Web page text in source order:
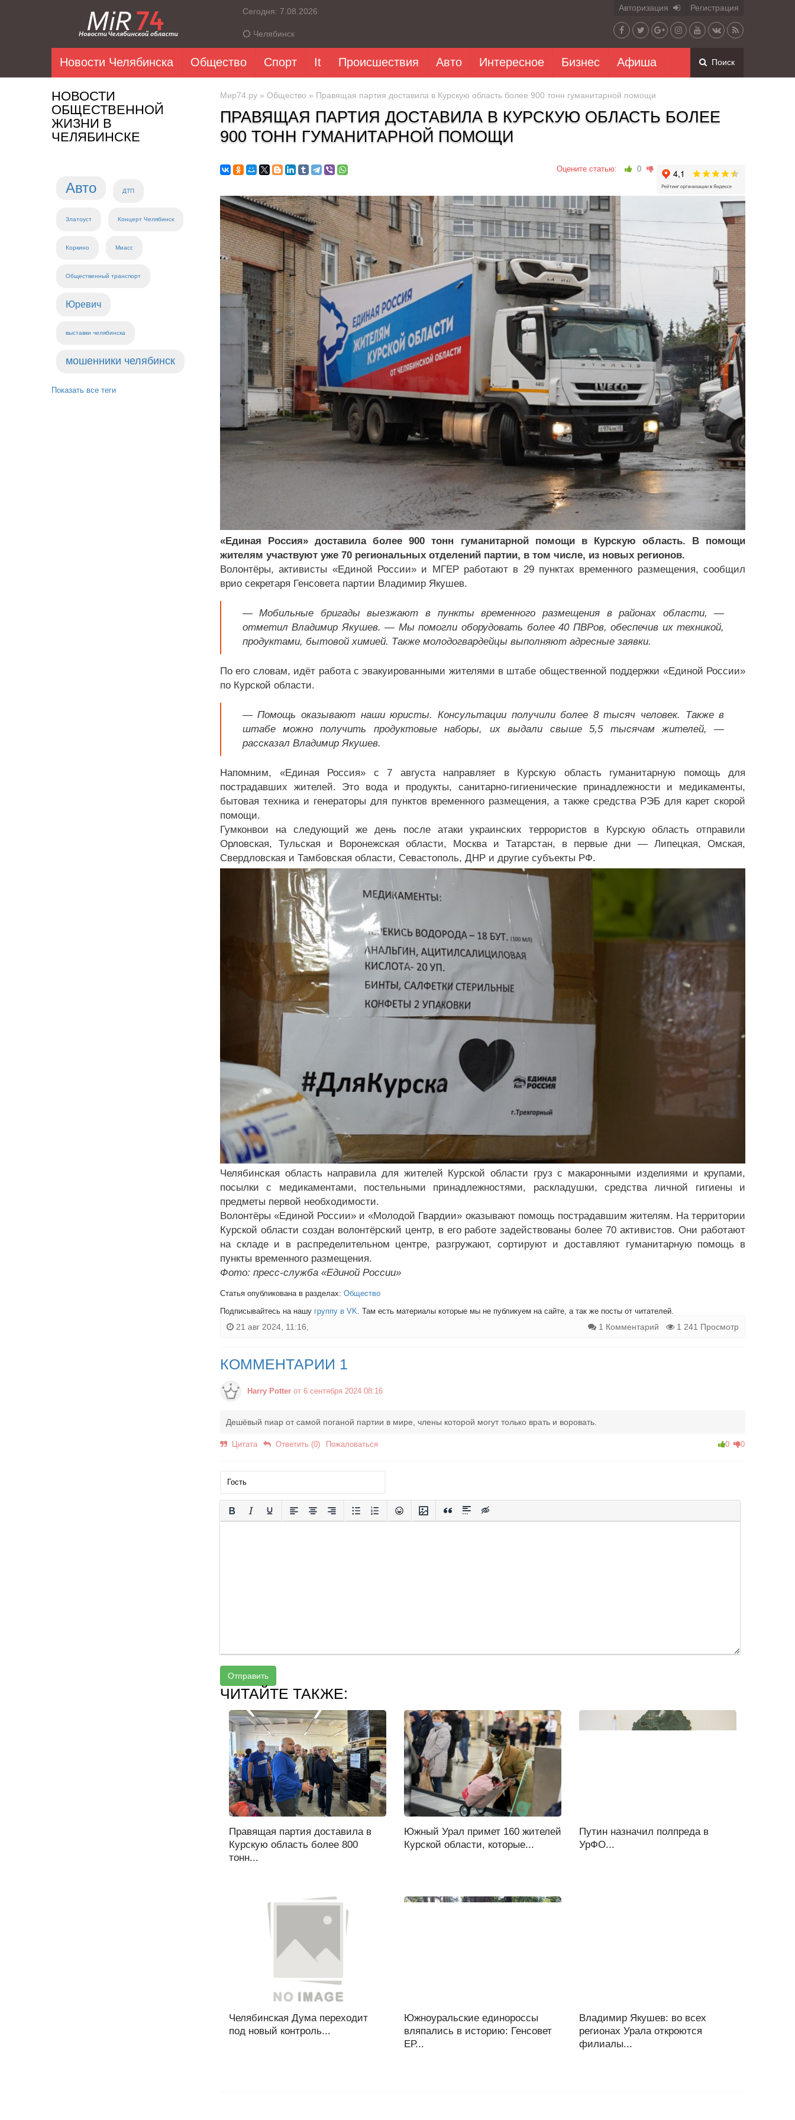
Сегодня: 7.08.2026
Челябинск
Авторизация Регистрация
Новости Челябинска Общество Спорт It Происшествия Авто Интересное Бизнес Афиша Поиск
НОВОСТИ
ОБЩЕСТВЕННОЙ
ЖИЗНИ В
ЧЕЛЯБИНСКЕ
Авто ДТП
Златоуст Концерт Челябинск
Коркино Миасс
Общественный транспорт
Юревич
выставки челябинска
мошенники челябинск
Показать все теги
Мир74.ру » Общество » Правящая партия доставила в Курскую область более 900 тонн гуманитарной помощи
ПРАВЯЩАЯ ПАРТИЯ ДОСТАВИЛА В КУРСКУЮ ОБЛАСТЬ БОЛЕЕ
900 ТОНН ГУМАНИТАРНОЙ ПОМОЩИ
Оцените статью: 0
«Единая Россия» доставила более 900 тонн гуманитарной помощи в Курскую область. В помощи
жителям участвуют уже 70 региональных отделений партии, в том числе, из новых регионов.
Волонтёры, активисты «Единой России» и МГЕР работают в 29 пунктах временного размещения, сообщил
врио секретаря Генсовета партии Владимир Якушев.
— Мобильные бригады выезжают в пункты временного размещения в районах области, —
отметил Владимир Якушев. — Мы помогли оборудовать более 40 ПВРов, обеспечив их техникой,
продуктами, бытовой химией. Также молодогвардейцы выполняют адресные заявки.
По его словам, идёт работа с эвакуированными жителями в штабе общественной поддержки «Единой России»
по Курской области.
— Помощь оказывают наши юристы. Консультации получили более 8 тысяч человек. Также в
штабе можно получить продуктовые наборы, их выдали свыше 5,5 тысячам жителей, —
рассказал Владимир Якушев.
Напомним, «Единая Россия» с 7 августа направляет в Курскую область гуманитарную помощь для
пострадавших жителей. Это вода и продукты, санитарно-гигиенические принадлежности и медикаменты,
бытовая техника и генераторы для пунктов временного размещения, а также средства РЭБ для карет скорой
помощи.
Гумконвои на следующий же день после атаки украинских террористов в Курскую область отправили
Орловская, Тульская и Воронежская области, Москва и Татарстан, в первые дни — Липецкая, Омская,
Свердловская и Тамбовская области, Севастополь, ДНР и другие субъекты РФ.
Челябинская область направила для жителей Курской области груз с макаронными изделиями и крупами,
посылки с медикаментами, постельными принадлежностями, раскладушки, средства личной гигиены и
предметы первой необходимости.
Волонтёры «Единой России» и «Молодой Гвардии» оказывают помощь пострадавшим жителям. На территории
Курской области создан волонтёрский центр, в его работе задействованы более 70 активистов. Они работают
на складе и в распределительном центре, разгружают, сортируют и доставляют гуманитарную помощь в
пункты временного размещения.
Фото: пресс-служба «Единой России»
Статья опубликована в разделах: Общество
Подписывайтесь на нашу группу в VK . Там есть материалы которые мы не публикуем на сайте, а так же посты от читателей.
21 авг 2024, 11:16, 1 Комментарий 1 241 Просмотр
КОММЕНТАРИИ 1
Harry Potter от 6 сентября 2024 08:16
Дешёвый пиар от самой поганой партии в мире, члены которой могут только врать и воровать.
Цитата Ответить (0) Пожаловаться 0 0
Отправить
ЧИТАЙТЕ ТАКЖЕ:
Правящая партия доставила в
Курскую область более 800
тонн...
Южный Урал примет 160 жителей
Курской области, которые...
Путин назначил полпреда в
УрФО...
Челябинская Дума переходит
под новый контроль...
Южноуральские единороссы
вляпались в историю: Генсовет
ЕР...
Владимир Якушев: во всех
регионах Урала откроются
филиалы...